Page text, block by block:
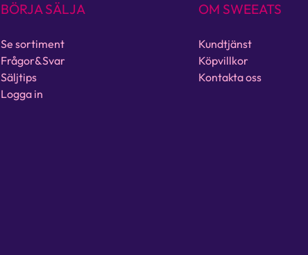
BÖRJA SÄLJA
Se sortiment
Frågor&Svar
Säljtips
Logga in
OM SWEEATS
Kundtjänst
Köpvillkor
Kontakta oss